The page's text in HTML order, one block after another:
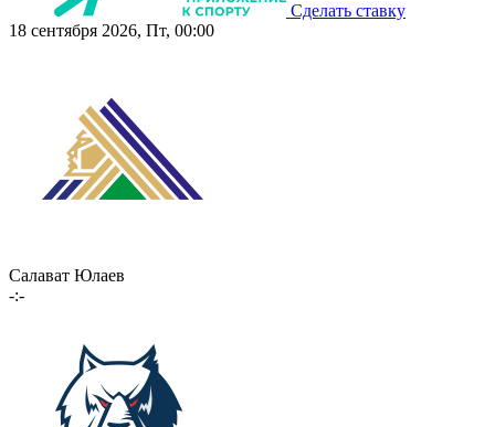
Сделать ставку
18 сентября 2026, Пт, 00:00
Салават Юлаев
-:-